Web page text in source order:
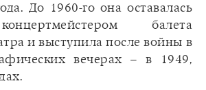
До 1960-го она оставалась
балета
и выступила после войны в
вечерах – в 1949,